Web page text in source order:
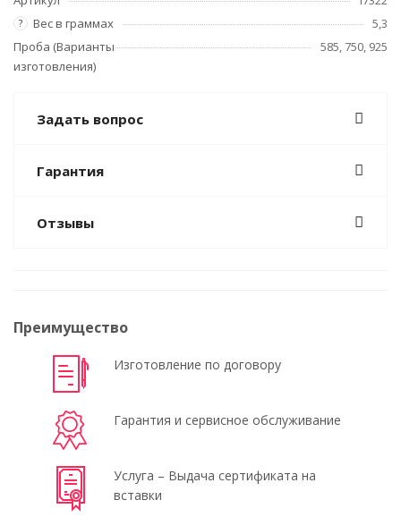
? Вес в граммах
5,3
Проба (Варианты
изготовления)
585, 750, 925
Задать вопрос
Гарантия
Отзывы
Преимущество
Изготовление по договору
Гарантия и сервисное обслуживание
Услуга – Выдача сертификата на
вставки